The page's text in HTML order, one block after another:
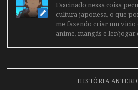
Fascinado nessa coisa
cultura japonesa, o que
me fazendo criar um vicio
anime, mangás e ler/jogar
HISTÓRIA